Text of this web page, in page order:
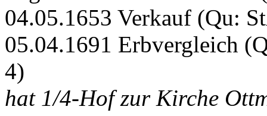
04.05.1653 Verkauf (Qu:
05.04.1691 Erbvergleich
4)
hat 1/4-Hof zur Kirche